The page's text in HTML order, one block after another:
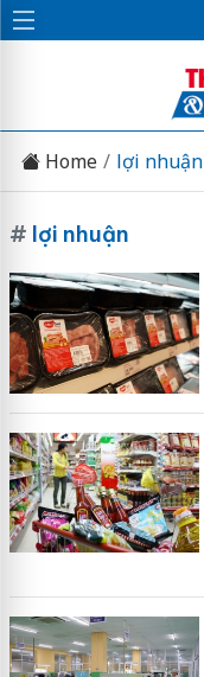
Home lợi nhuận
# lợi nhuận